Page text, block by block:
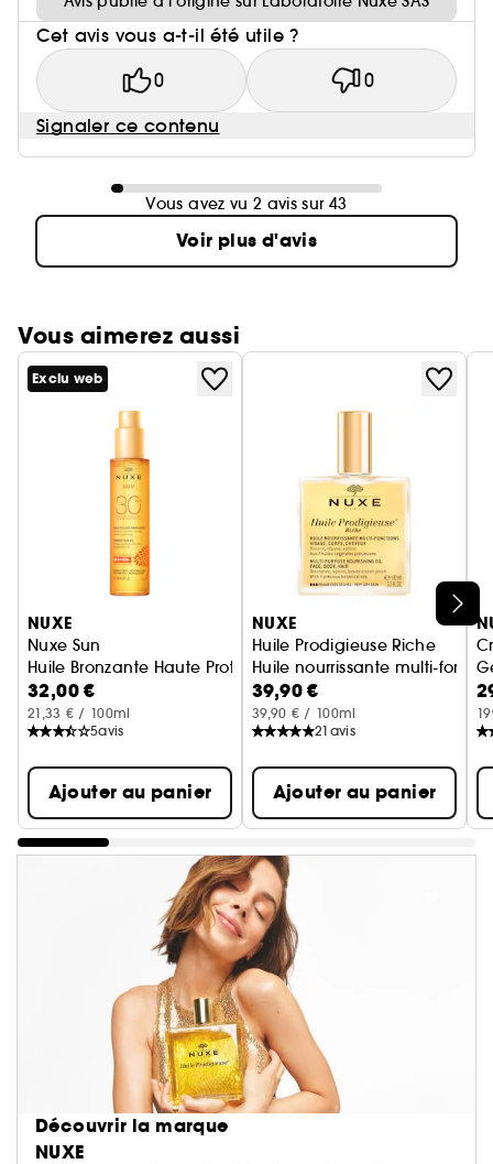
Cet avis vous a-t-il été utile ?
0 0
Signaler ce contenu
Vous avez vu 2 avis sur 43
Voir plus d'avis
Vous aimerez aussi
Ignorer le carrousel produits
Exclu web
NUXE
Nuxe Sun
Huile Bronzante Haute Protection SPF30
32,00 €
21,33 € / 100ml
5avis
Ajouter au panier
NUXE
Huile Prodigieuse Riche
Huile nourrissante multi-
39,90 €
39,90 € / 100ml
21 avis
Ajouter au panier
Découvrir la marque
NUXE